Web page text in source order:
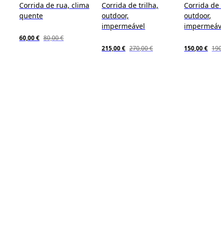
Corrida de rua, clima
quente
60,00 € 80,00 €
Corrida de trilha,
outdoor,
impermeável
215,00 € 270,00 €
Corrida
outdoor,
150,00 €